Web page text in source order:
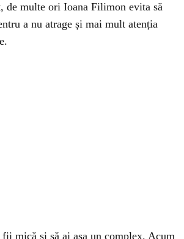
de multe ori Ioana Filimon evita să
a nu atrage și mai mult atenția
fii mică şi să ai aşa un complex. Acum